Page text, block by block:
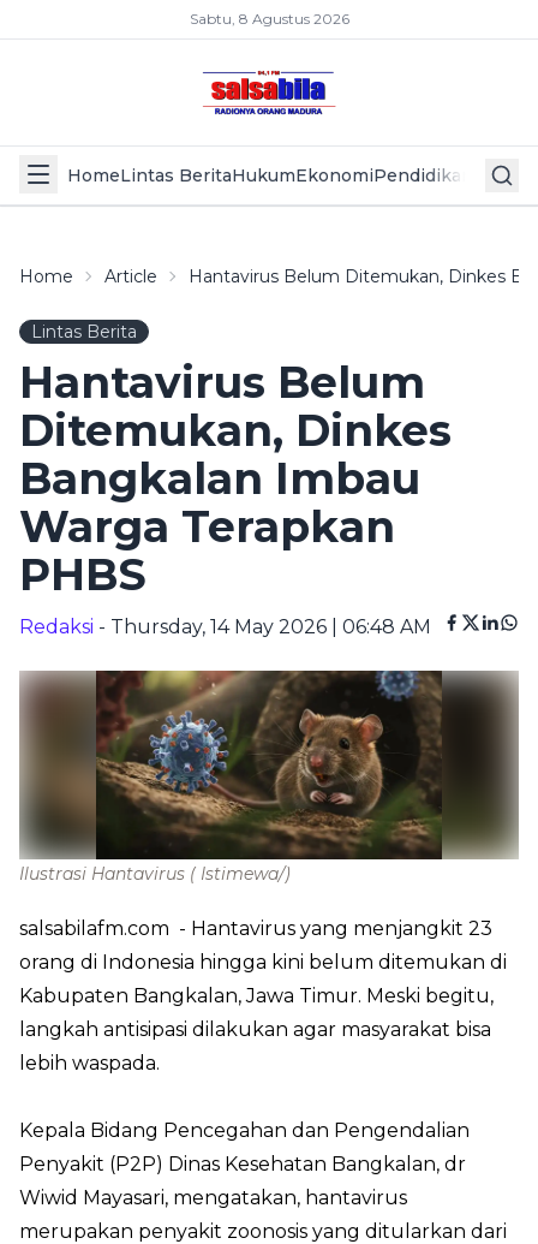
Sabtu, 8 Agustus 2026
HomeLintas BeritaHukumEkonomiPendidikan Politik
Home Article Hantavirus Belum Ditemukan, Dinkes
Lintas Berita
Hantavirus Belum
Ditemukan, Dinkes
Bangkalan Imbau
Warga Terapkan
PHBS
Redaksi - Thursday, 14 May 2026 | 06:48 AM
Ilustrasi Hantavirus ( Istimewa/)
salsabilafm.com - Hantavirus yang menjangkit 23
orang di Indonesia hingga kini belum ditemukan di
Kabupaten Bangkalan, Jawa Timur. Meski begitu,
langkah antisipasi dilakukan agar masyarakat bisa
lebih waspada.
Kepala Bidang Pencegahan dan Pengendalian
Penyakit (P2P) Dinas Kesehatan Bangkalan, dr
Wiwid Mayasari, mengatakan, hantavirus
merupakan penyakit zoonosis yang ditularkan dari